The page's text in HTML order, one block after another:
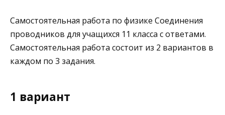
Самостоятельная работа по физике Соединения
проводников для учащихся 11 класса с ответами.
Самостоятельная работа состоит из 2 вариантов в
каждом по 3 задания.
1 вариант